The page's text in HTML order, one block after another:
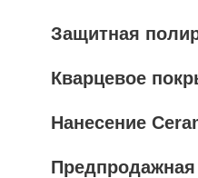
Защитная
Кварцевое
Нанесение
Предпродажная